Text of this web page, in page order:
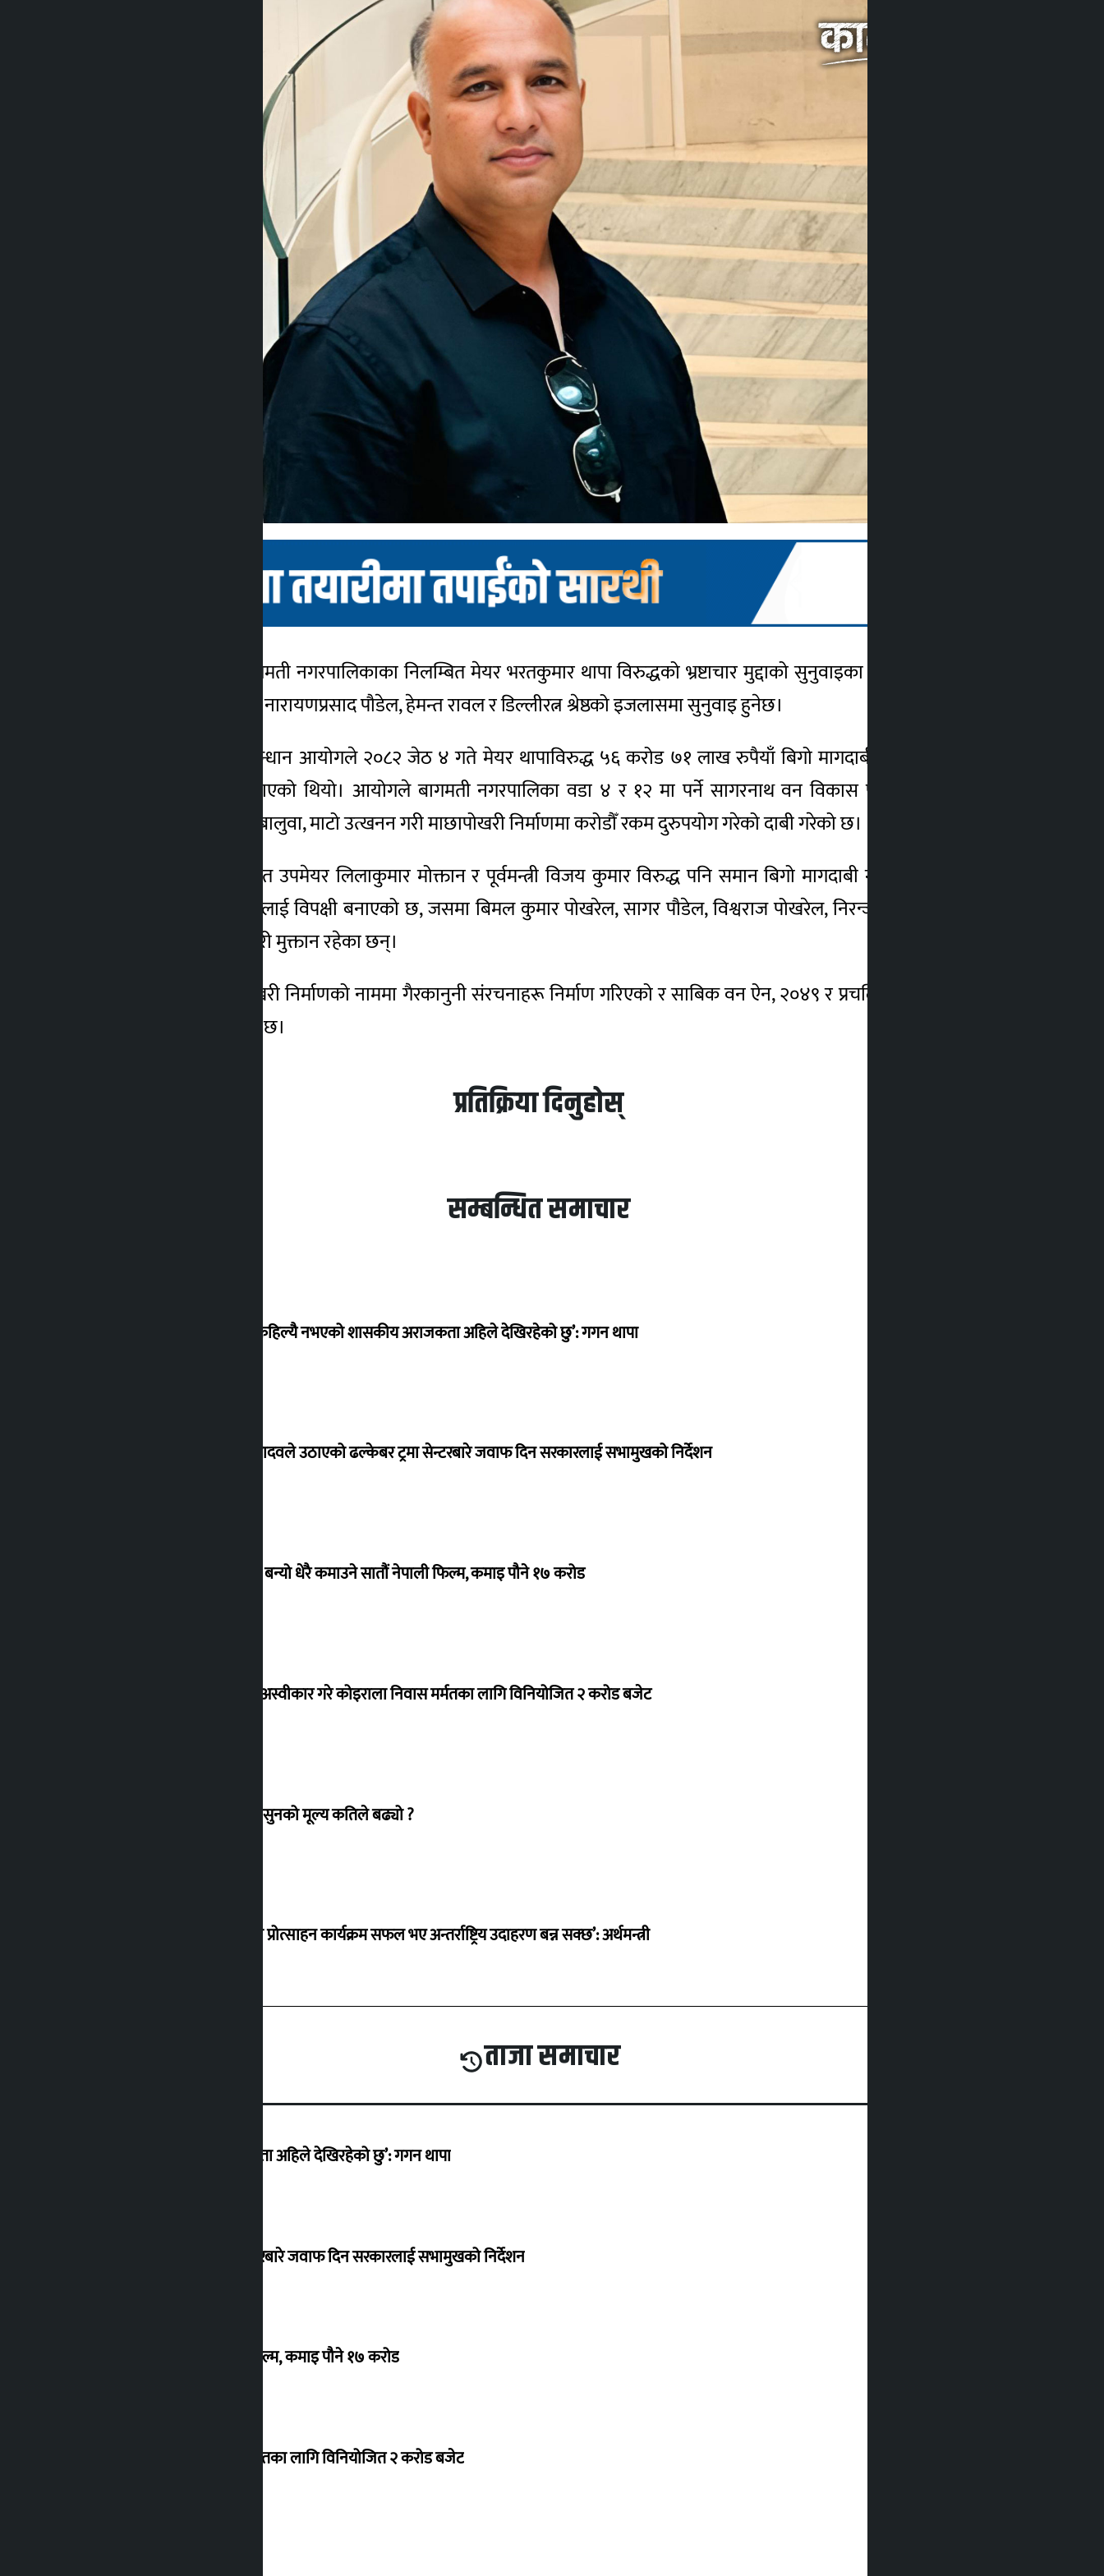
काठमाडौँ । सर्लाहीको बागमती नगरपालिकाका निलम्बित मेयर भरतकुमार थापा विरुद्धको भ्रष्टाचार मुद्दाको सुनुवाइका लागि विशेष अदालतले पेसी
तोकेको छ। न्यायाधीश त्रय नारायणप्रसाद पौडेल, हेमन्त रावल र डिल्लीरत्न श्रेष्ठको इजलासमा सुनुवाइ हुनेछ।
अख्तियार दुरुपयोग अनुसन्धान आयोगले २०८२ जेठ ४ गते मेयर थापाविरुद्ध ५६ करोड ७१ लाख रुपैयाँ बिगो मागदाबी गर्दै माछापोखरी निर्माणमा
भ्रष्टाचार गरेको आरोप लगाएको थियो। आयोगले बागमती नगरपालिका वडा ४ र १२ मा पर्ने सागरनाथ वन विकास परियोजना अन्तर्गत वन क्षेत्र
अतिक्रमण गरी ढुङ्गा, गिट्टी, बालुवा, माटो उत्खनन गरी माछापोखरी निर्माणमा करोडौँ रकम दुरुपयोग गरेको दाबी गरेको छ।
विशेष अदालतले थापासहित उपमेयर लिलाकुमार मोक्तान र पूर्वमन्त्री विजय कुमार विरुद्ध पनि समान बिगो मागदाबी गरेको छ। अख्तियारले मेयर
थापासहित अन्य व्यक्तिहरूलाई विपक्षी बनाएको छ, जसमा बिमल कुमार पोखरेल, सागर पौडेल, विश्वराज पोखरेल, निरन्जन लामीछाने, विजय कुमार,
गोकुल भुजेल र लीला कुमारी मुक्तान रहेका छन्।
अभियोग अनुसार माछापोखरी निर्माणको नाममा गैरकानुनी संरचनाहरू निर्माण गरिएको र साबिक वन ऐन, २०४९ र प्रचलित वन ऐन, २०७६ बमोजिम
कसुर भएको दाबी गरिएको छ।
प्रतिक्रिया दिनुहोस्
सम्बन्धित समाचार
‘देशमा कहिल्यै नभएको शासकीय अराजकता अहिले देखिरहेको छु’: गगन थापा
सांसद यादवले उठाएको ढल्केबर ट्रमा सेन्टरबारे जवाफ दिन सरकारलाई सभामुखको निर्देशन
‘गौंथली’ बन्यो धेरै कमाउने सातौं नेपाली फिल्म, कमाइ पौने १७ करोड
शेखरले अस्वीकार गरे कोइराला निवास मर्मतका लागि विनियोजित २ करोड बजेट
शुक्रबार सुनको मूल्य कतिले बढ्यो ?
‘करदाता प्रोत्साहन कार्यक्रम सफल भए अन्तर्राष्ट्रिय उदाहरण बन्न सक्छ’: अर्थमन्त्री
ताजा समाचार
‘देशमा कहिल्यै नभएको शासकीय अराजकता अहिले देखिरहेको छु’: गगन थापा
सांसद यादवले उठाएको ढल्केबर ट्रमा सेन्टरबारे जवाफ दिन सरकारलाई सभामुखको निर्देशन
‘गौंथली’ बन्यो धेरै कमाउने सातौं नेपाली फिल्म, कमाइ पौने १७ करोड
शेखरले अस्वीकार गरे कोइराला निवास मर्मतका लागि विनियोजित २ करोड बजेट